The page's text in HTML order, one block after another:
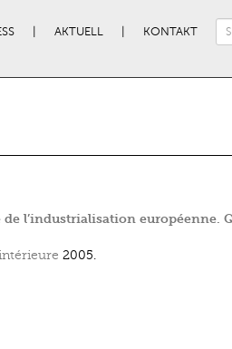
AKTUELL KONTAKT
l’industrialisation européenne.
2005.